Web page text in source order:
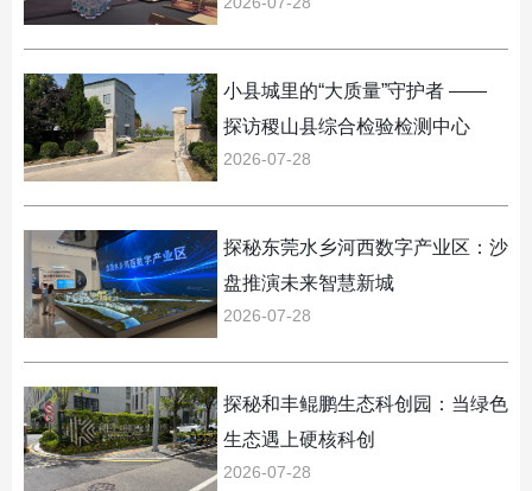
直击
小县城里的“大质量”守护者 ——
探访稷山县综合检验检测中心
2026-07-28
探秘东莞水乡河西数字产业区：沙
盘推演未来智慧新城
2026-07-28
探秘和丰鲲鹏生态科创园：当绿色
生态遇上硬核科创
2026-07-28